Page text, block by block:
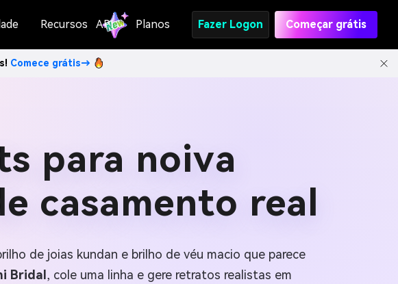
Recursos API Planos Fazer Logon Começar grátis
Comece grátis→
para noiva
casamento real
de joias kundan e brilho de véu macio que parece
Bridal , cole uma linha e gere retratos realistas em